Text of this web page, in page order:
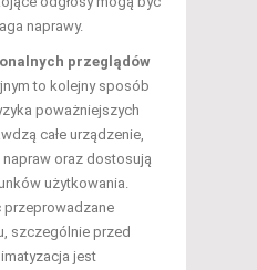
naprawy.
przeglądów
to kolejny sposób
poważniejszych
całe urządzenie,
oraz dostosują
użytkowania.
przeprowadzane
szczególnie przed
jest